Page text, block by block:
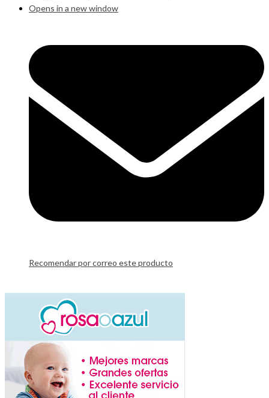
Opens in a new window
Recomendar por correo este producto